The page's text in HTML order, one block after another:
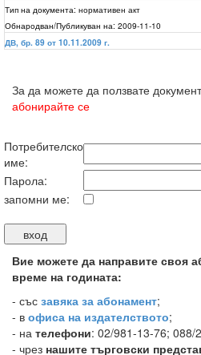
Тип на документа: нормативен акт
Обнародван/Публикуван на: 2009-11-10
ДВ, бр. 89 от 10.11.2009 г.
За да можете да ползвате
абонирайте се
Потребителско
име:
Парола:
запомни ме:
Вие можете да направите своя
време на годината:
- със завяка за абонамент;
- в офиса на издателството;
- на телефони: 02/981-13-76; 088/
- чрез нашите търговски